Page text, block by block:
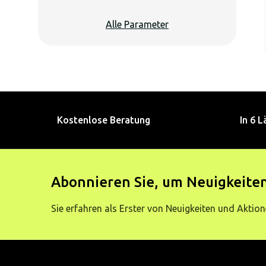
Alle Parameter
Kostenlose Beratung In 6
Abonnieren Sie, um
Sie erfahren als Erster von Neuigkeiten und